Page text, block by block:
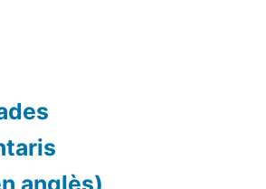
anglès)